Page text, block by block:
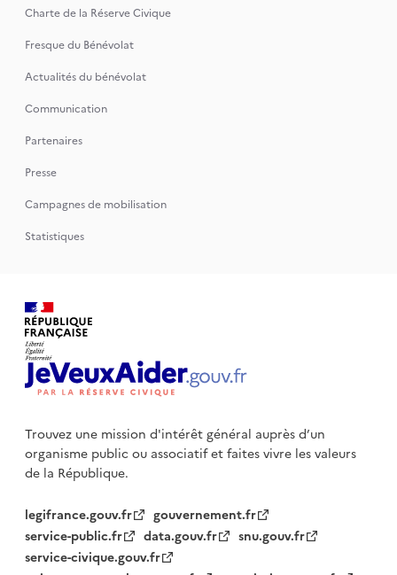
Charte de la Réserve Civique
Fresque du Bénévolat
Actualités du bénévolat
Communication
Partenaires
Presse
Campagnes de mobilisation
Statistiques
Trouvez une mission d'intérêt général auprès d’un
organisme publicou associatif et faites vivre les valeurs
de la République.
legifrance.gouv.fr
gouvernement.fr
service-public.fr
data.gouv.fr
snu.gouv.fr
service-civique.gouv.fr